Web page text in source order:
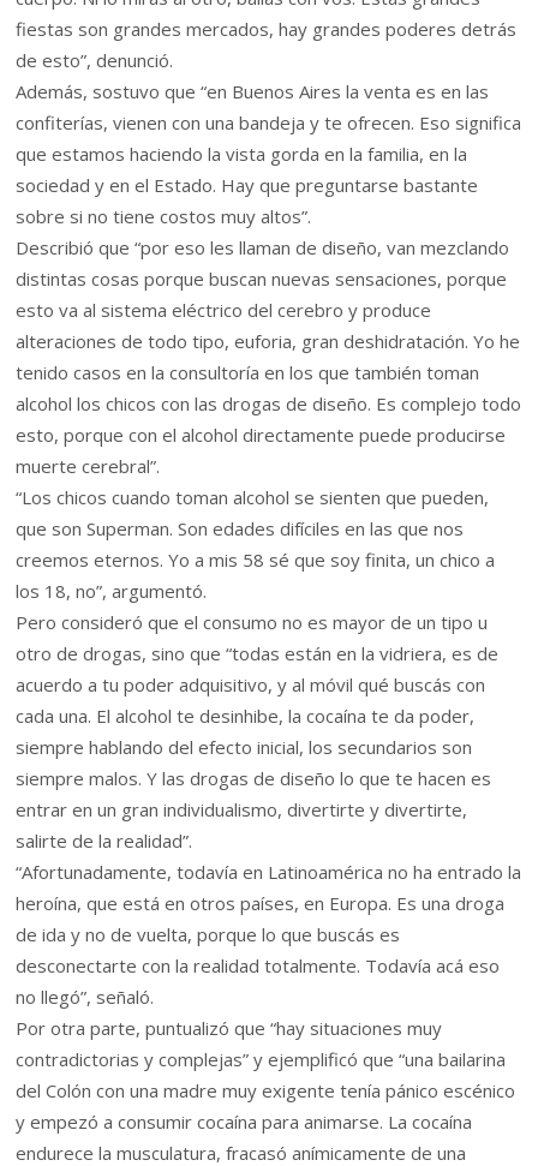
fiestas son grandes mercados, hay grandes poderes detrás
de esto”, denunció.
Además, sostuvo que “en Buenos Aires la venta es en las
confiterías, vienen con una bandeja y te ofrecen. Eso significa
que estamos haciendo la vista gorda en la familia, en la
sociedad y en el Estado. Hay que preguntarse bastante
sobre si no tiene costos muy altos”.
Describió que “por eso les llaman de diseño, van mezclando
distintas cosas porque buscan nuevas sensaciones, porque
esto va al sistema eléctrico del cerebro y produce
alteraciones de todo tipo, euforia, gran deshidratación. Yo he
tenido casos en la consultoría en los que también toman
alcohol los chicos con las drogas de diseño. Es complejo todo
esto, porque con el alcohol directamente puede producirse
muerte cerebral”.
“Los chicos cuando toman alcohol se sienten que pueden,
que son Superman. Son edades difíciles en las que nos
creemos eternos. Yo a mis 58 sé que soy finita, un chico a
los 18, no”, argumentó.
Pero consideró que el consumo no es mayor de un tipo u
otro de drogas, sino que “todas están en la vidriera, es de
acuerdo a tu poder adquisitivo, y al móvil qué buscás con
cada una. El alcohol te desinhibe, la cocaína te da poder,
siempre hablando del efecto inicial, los secundarios son
siempre malos. Y las drogas de diseño lo que te hacen es
entrar en un gran individualismo, divertirte y divertirte,
salirte de la realidad”.
“Afortunadamente, todavía en Latinoamérica no ha entrado la
heroína, que está en otros países, en Europa. Es una droga
de ida y no de vuelta, porque lo que buscás es
desconectarte con la realidad totalmente. Todavía acá eso
no llegó”, señaló.
Por otra parte, puntualizó que “hay situaciones muy
contradictorias y complejas” y ejemplificó que “una bailarina
del Colón con una madre muy exigente tenía pánico escénico
y empezó a consumir cocaína para animarse. La cocaína
endurece la musculatura, fracasó anímicamente de una